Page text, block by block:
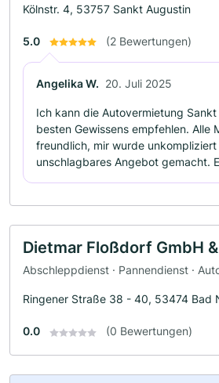
Kölnstr. 4, 53757 Sankt Augustin
5.0 (2 Bewertungen)
Angelika W. 20. Juli 2025
Ich kann die Autovermietung
besten Gewissens empfehlen. Alle
freundlich, mir wurde
unschlagbares Angebot gemacht.
Dietmar Floßdorf GmbH &
Abschleppdienst · Pannendienst ·
Ringener Straße 38 - 40, 53474 Bad
0.0 (0 Bewertungen)